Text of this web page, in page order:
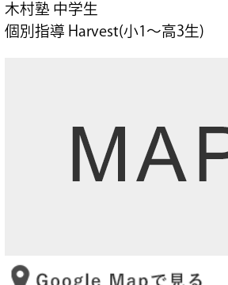
木村塾 中学生
個別指導 Harvest(小1～高3生)